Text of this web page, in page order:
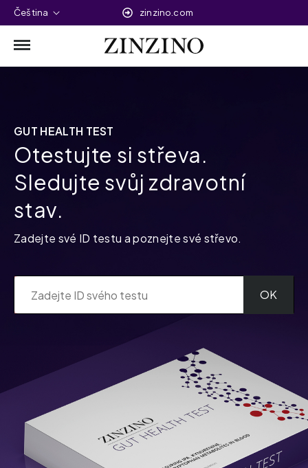
Čeština zinzino.com
GUT HEALTH TEST
Otestujte si střeva.
Sledujte svůj zdravotní
stav.
Zadejte své ID testu a poznejte své střevo.
OK